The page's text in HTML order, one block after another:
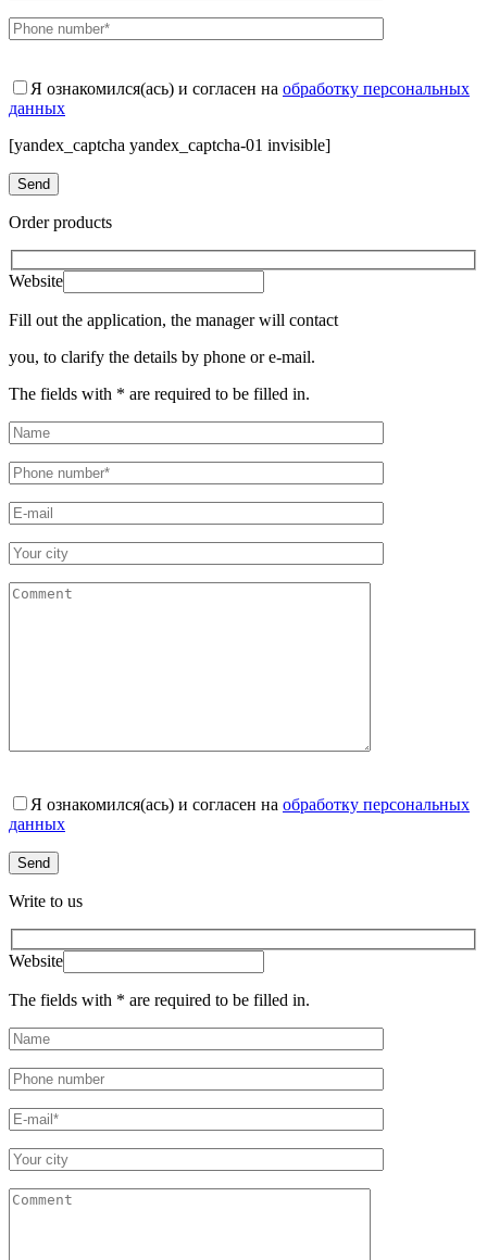
Я ознакомился(ась) и согласен на обработку персональных
данных
[yandex_captcha yandex_captcha-01 invisible]
Order products
Website
Fill out the application, the manager will contact
you, to clarify the details by phone or e-mail.
The fields with * are required to be filled in.
Я ознакомился(ась) и согласен на обработку персональных
данных
Write to us
Website
The fields with * are required to be filled in.